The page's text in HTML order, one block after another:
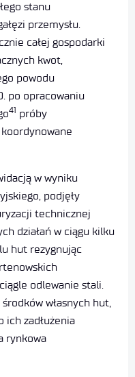
stanu
przemysłu.
całej gospodarki
kwot,
powodu
po opracowaniu
41 próby
w wyniku
podjęły
technicznej
działań w ciągu kilku
hut rezygnując
odlewanie stali.
własnych hut,
ich zadłużenia
rynkowa